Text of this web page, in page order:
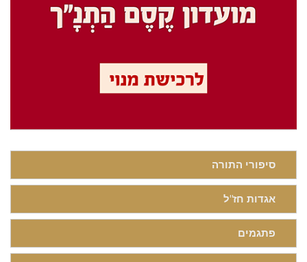
סיפורי התורה
אגדות חז"ל
פתגמים